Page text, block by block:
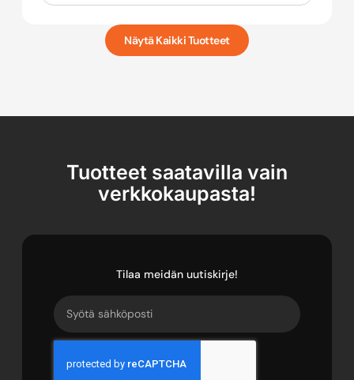
Näytä Kaikki Tuotteet
Tuotteet saatavilla vain
verkkokaupasta!
Tilaa meidän uutiskirje!